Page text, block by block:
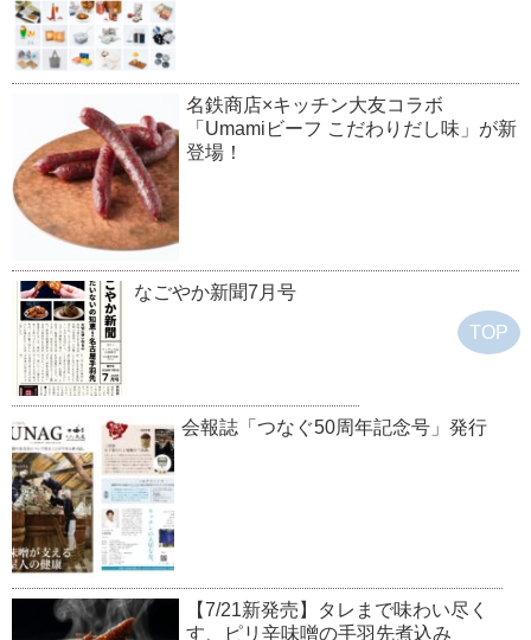
TOP
名鉄商店×キッチン大友コラボ
「Umamiビーフ こだわりだし味」が新
登場！
なごやか新聞7月号
会報誌「つなぐ50周年記念号」発行
【7/21新発売】タレまで味わい尽く
す、ピリ辛味噌の手羽先煮込み